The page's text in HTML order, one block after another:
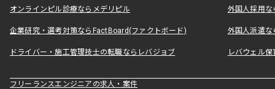
オンラインピル診療ならメデリピル 外国人採用
企業研究・選考対策ならFactBoard(ファクトボード) 外国人派遣な
ドライバー・施工管理技士の転職ならレバジョブ レバウェル
フリーランスエンジニアの求人・案件